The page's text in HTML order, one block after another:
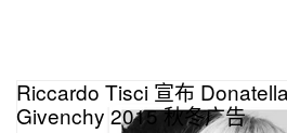
Riccardo Tisci 宣布
Givenchy 2015 秋冬广告